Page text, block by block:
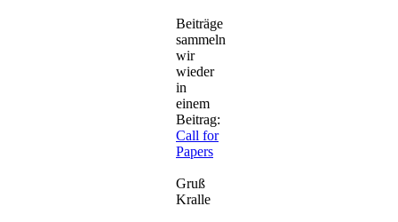
Beiträge
sammeln
wir
wieder
in
einem
Beitrag:
Call for
Papers
Gruß
Kralle